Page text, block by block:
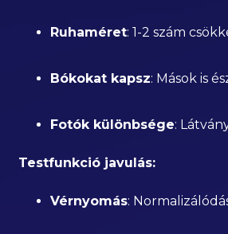
Ruhaméret: 1-2 szám
Bókokat kapsz: Mások is
Fotók különbsége:
Testfunkció javulás:
Vérnyomás: